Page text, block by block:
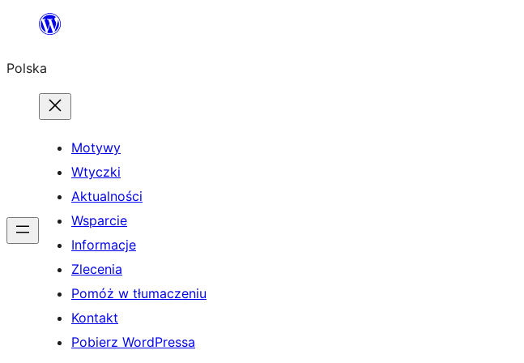
Przejdź
treści
Polska
Motywy
Wtyczki
Aktualności
Wsparcie
Informacje
Zlecenia
Pomóż w tłumaczeniu
Kontakt
Pobierz WordPressa